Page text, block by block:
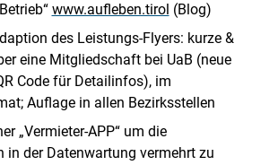
www.aufleben.tirol (Blog)
des Leistungs-Flyers: kurze &
eine Mitgliedschaft bei UaB (neue
Code für Detailinfos), im
Auflage in allen Bezirksstellen
„Vermieter-APP“ um die
in der Datenwartung vermehrt zu